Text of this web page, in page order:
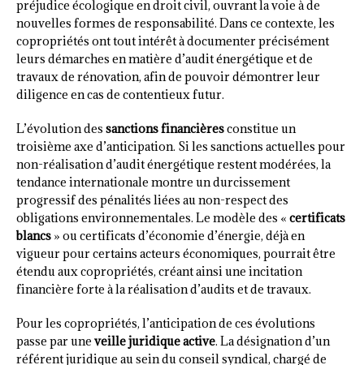
préjudice écologique en droit civil, ouvrant la voie à de
nouvelles formes de responsabilité. Dans ce contexte, les
copropriétés ont tout intérêt à documenter précisément
leurs démarches en matière d’audit énergétique et de
travaux de rénovation, afin de pouvoir démontrer leur
diligence en cas de contentieux futur.
L’évolution des sanctions financièresconstitue un
troisième axe d’anticipation. Si les sanctions actuelles pour
non-réalisation d’audit énergétique restent modérées, la
tendance internationale montre un durcissement
progressif des pénalités liées au non-respect des
obligations environnementales. Le modèle des « certificats
blancs » ou certificats d’économie d’énergie, déjà en
vigueur pour certains acteurs économiques, pourrait être
étendu aux copropriétés, créant ainsi une incitation
financière forte à la réalisation d’audits et de travaux.
Pour les copropriétés, l’anticipation de ces évolutions
passe par une veille juridique active. La désignation d’un
référent juridique au sein du conseil syndical, chargé de